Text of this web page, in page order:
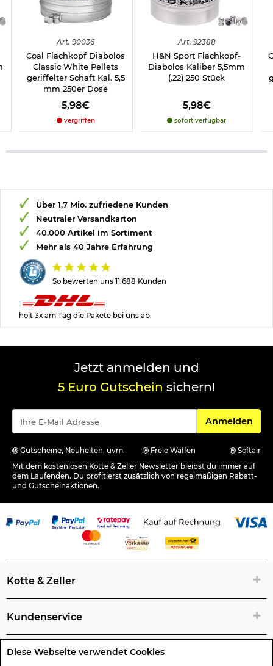
Diese Webseite verwendet Cookies
Art. 90036
Coal Flachkopf Diabolos
Classic White Pellets
geriffelter Schaft Kal. 5,5
mm 250er Dose
5,98€
vergriffen
Art. 92388
H&N Sport Flachkopf-
Diabolos Kaliber 5,5mm
(.22) 250 Stück
5,98€
sofort verfügbar
So bewerten uns 11.688 Kunden
Über 1,7 Mio. zufriedene Kunden
Neutraler Versandkarton
40.000 Artikel im Sortiment
Mehr als 40 Jahre Erfahrung
holt 3x am Tag die Pakete bei uns ab
Jetzt anmelden und
5 Euro Gutschein sichern!
Für den
Anmelden
Gutscheine, Neuheiten, uvm. Freie Waffen
Softair
Mit dem kostenlosen Kotte & Zeller Newsletter bleibst du immer auf
dem Laufenden. Du profitierst zusätzlich von regelmäßigen Rabatt-
und Gutscheinaktionen.
Kotte & Zeller
Kundenservice
Rechtliche Artikelinfos